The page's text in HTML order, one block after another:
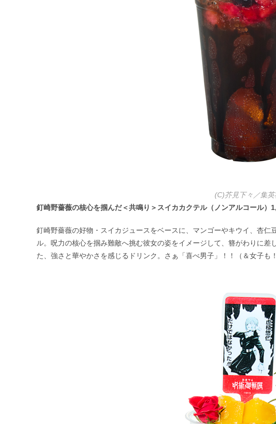
(C)芥見下々／集英
釘崎野薔薇の核心を掴んだ＜共鳴り＞スイカカクテル（ノンアルコール）
釘崎野薔薇の好物・スイカジュースをベースに、マンゴーやキウイ、杏
ル。呪力の核心を掴み難敵へ挑む彼女の姿をイメージして、簪がわりに
た、強さと華やかさを感じるドリンク。さぁ「喜べ男子」！！（＆女子も！